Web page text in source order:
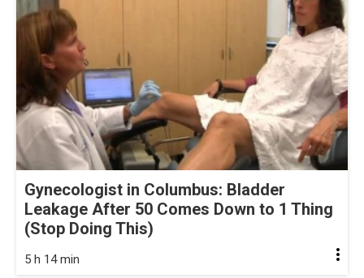
Gynecologist in Columbus: Bladder
Leakage After 50 Comes Down to 1 Thing
(Stop Doing This)
5 h 14 min